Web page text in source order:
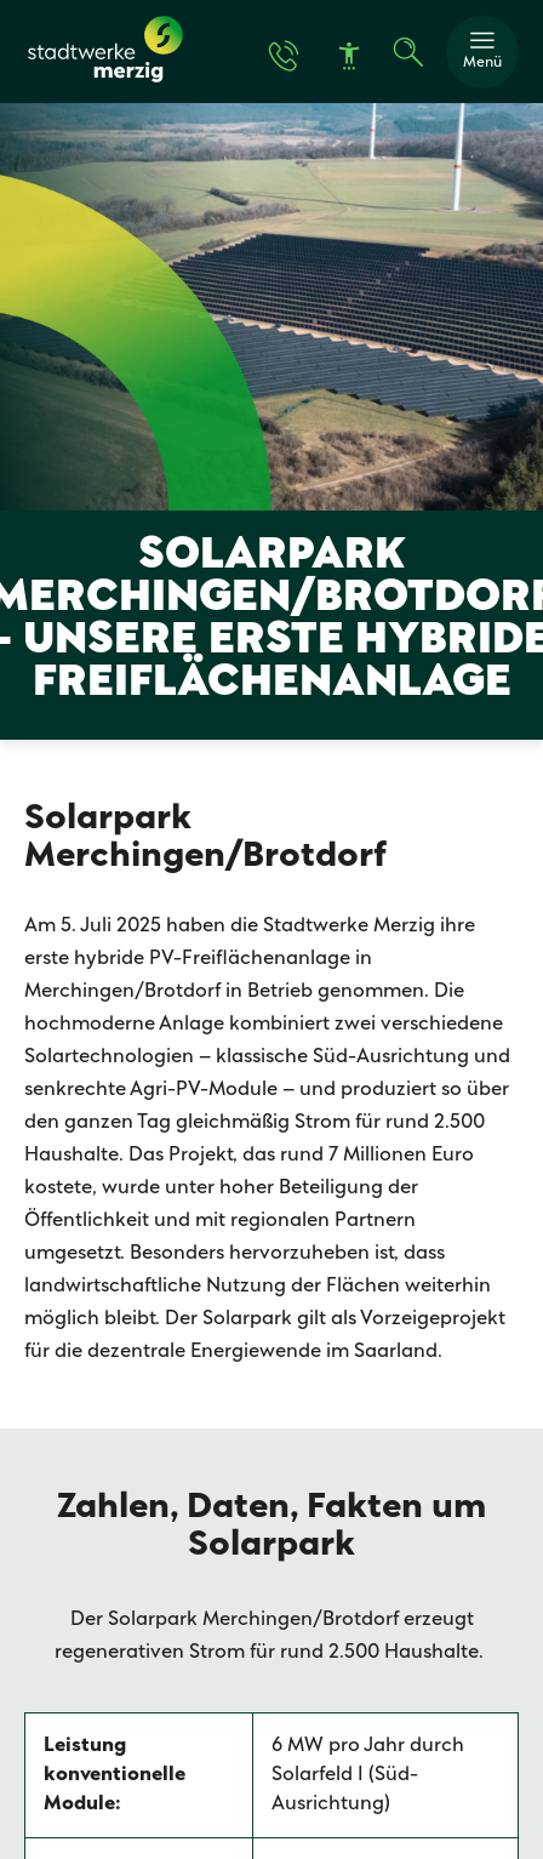
Menü
SOLARPARK
UNSERE ERSTE
FREIFLÄCHENANLAGE
Solarpark
Merchingen/Brotdorf
Am 5. Juli 2025 haben die Stadtwerke Merzig ihre
erste hybride PV-Freiflächenanlage in
Merchingen/Brotdorf in Betrieb genommen. Die
hochmoderne Anlage kombiniert zwei verschiedene
Solartechnologien – klassische Süd-Ausrichtung und
senkrechte Agri-PV-Module – und produziert so über
den ganzen Tag gleichmäßig Strom für rund 2.500
Haushalte. Das Projekt, das rund 7 Millionen Euro
kostete, wurde unter hoher Beteiligung der
Öffentlichkeit und mit regionalen Partnern
umgesetzt. Besonders hervorzuheben ist, dass
landwirtschaftliche Nutzung der Flächen weiterhin
möglich bleibt. Der Solarpark gilt als Vorzeigeprojekt
für die dezentrale Energiewende im Saarland.
Zahlen, Daten, Fakten um
Solarpark
Der Solarpark Merchingen/Brotdorf erzeugt
regenerativen Strom für rund 2.500 Haushalte.
Leistung
konventionelle
Module:
6 MW pro Jahr durch
Solarfeld I (Süd-
Ausrichtung)
Schrift
Schrift
Wortabstand
Wortabstand
Zeilenabstand
Zeilenabstand
Graustufen
Großer